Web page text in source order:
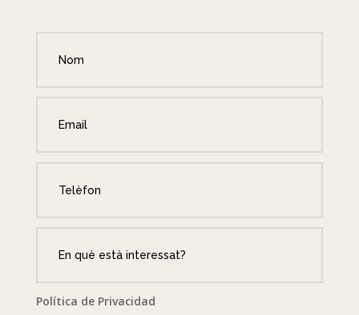
Política de Privacidad